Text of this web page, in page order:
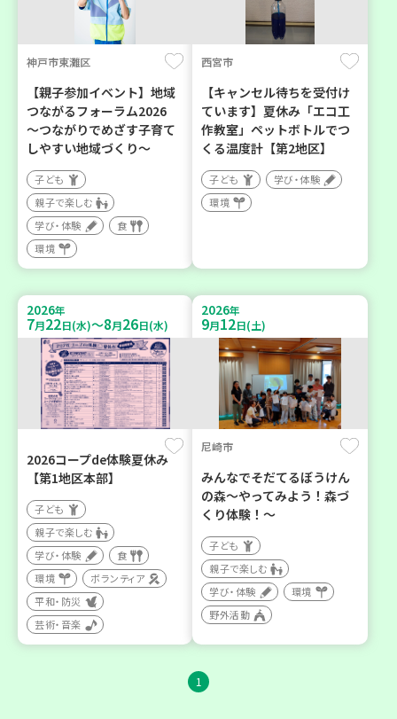
神戸市東灘区
【親子参加イベント】地域
つながるフォーラム2026
～つながりでめざす子育て
しやすい地域づくり～
子ども
親子で楽しむ
学び・体験
食
環境
西宮市
【キャンセル待ちを受付け
ています】夏休み「エコ工
作教室」ペットボトルでつ
くる温度計【第2地区】
子ども
学び・体験
環境
2026年
7月22日(水)～8月26日(水)
2026コープde体験夏休み
【第1地区本部】
子ども
親子で楽しむ
学び・体験
食
環境
ボランティア
平和・防災
芸術・音楽
2026年
9月12日(土)
尼崎市
みんなでそだてるぼうけん
の森～やってみよう！森づ
くり体験！～
子ども
親子で楽しむ
学び・体験
環境
野外活動
1